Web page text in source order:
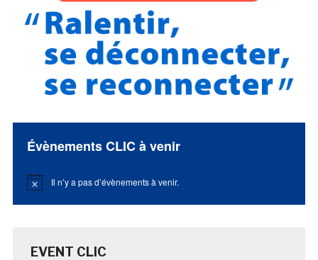
Évènements CLIC à venir
Notice Il n’y a pas d’évènements à venir.
EVENT CLIC